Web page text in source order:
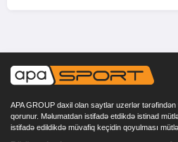
APA GROUP daxil olan saytlar uzerlər tərəfindən
qorunur. Məlumatdan istifadə etdikdə istinad
istifadə edildikdə müvafiq keçidin qoyulması